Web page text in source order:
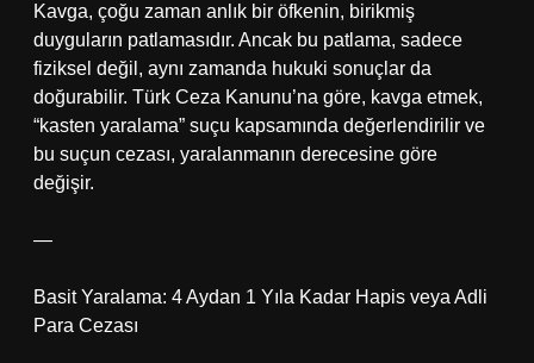
Kavga, çoğu zaman anlık bir öfkenin, birikmiş
duyguların patlamasıdır. Ancak bu patlama, sadece
fiziksel değil, aynı zamanda hukuki sonuçlar da
doğurabilir. Türk Ceza Kanunu’na göre, kavga etmek,
“kasten yaralama” suçu kapsamında değerlendirilir ve
bu suçun cezası, yaralanmanın derecesine göre
değişir.
—
Basit Yaralama: 4 Aydan 1 Yıla Kadar Hapis veya Adli
Para Cezası